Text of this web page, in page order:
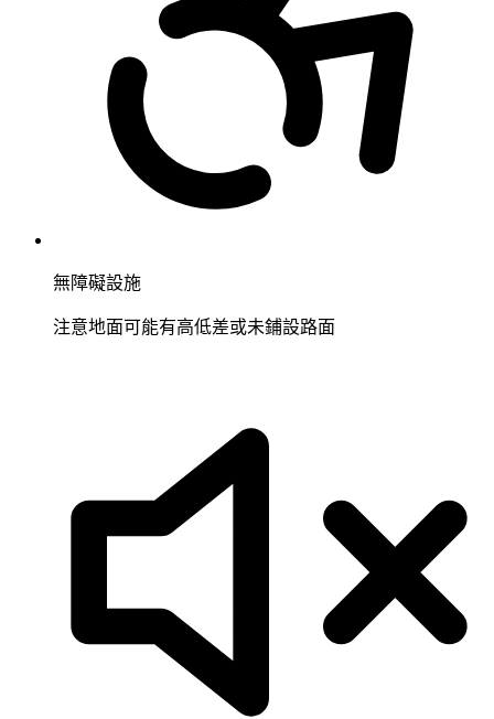
無障礙設施
注意地面可能有高低差或未鋪設路面